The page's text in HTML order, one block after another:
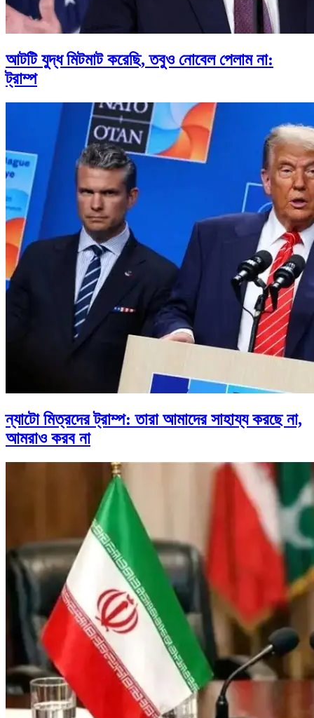
আটটি যুদ্ধ মিটমাট করেছি, তবুও নোবেল পেলাম না:
ট্রাম্প
ন্যাটো মিত্রদের ট্রাম্প: তারা আমাদের সাহায্য করছে না,
আমরাও করব না